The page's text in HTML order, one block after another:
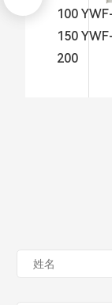
100
150
200